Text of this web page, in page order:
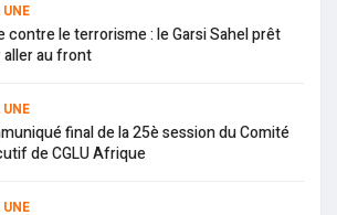
contre le terrorisme : le Garsi Sahel prêt
aller au front
final de la 25è session du Comité
de CGLU Afrique